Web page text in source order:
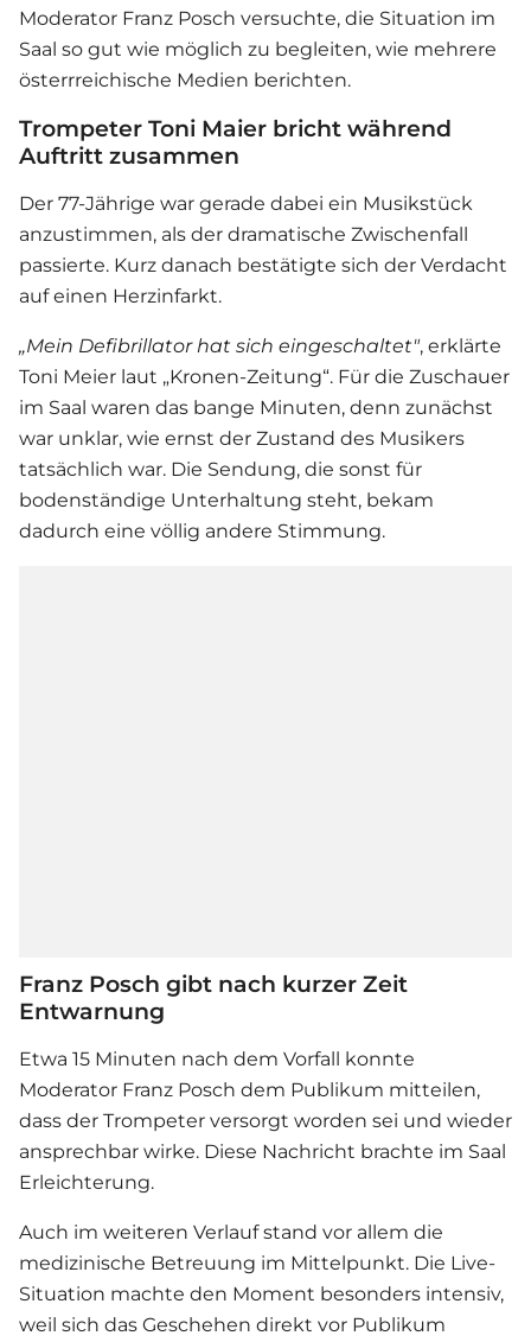
Moderator Franz Posch versuchte, die Situation im
Saal so gut wie möglich zu begleiten, wie mehrere
österrreichische Medien berichten.
Trompeter Toni Maier bricht während
Auftritt zusammen
Der 77-Jährige war gerade dabei ein Musikstück
anzustimmen, als der dramatische Zwischenfall
passierte. Kurz danach bestätigte sich der Verdacht
auf einen Herzinfarkt.
„Mein Defibrillator hat sich eingeschaltet", erklärte
Toni Meier laut „Kronen-Zeitung“. Für die Zuschauer
im Saal waren das bange Minuten, denn zunächst
war unklar, wie ernst der Zustand des Musikers
tatsächlich war. Die Sendung, die sonst für
bodenständige Unterhaltung steht, bekam
dadurch eine völlig andere Stimmung.
Franz Posch gibt nach kurzer Zeit
Entwarnung
Etwa 15 Minuten nach dem Vorfall konnte
Moderator Franz Posch dem Publikum mitteilen,
dass der Trompeter versorgt worden sei und wieder
ansprechbar wirke. Diese Nachricht brachte im Saal
Erleichterung.
Auch im weiteren Verlauf stand vor allem die
medizinische Betreuung im Mittelpunkt. Die Live-
Situation machte den Moment besonders intensiv,
weil sich das Geschehen direkt vor Publikum